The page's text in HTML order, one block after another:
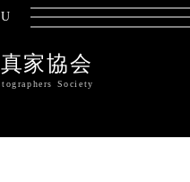
家協会
Society